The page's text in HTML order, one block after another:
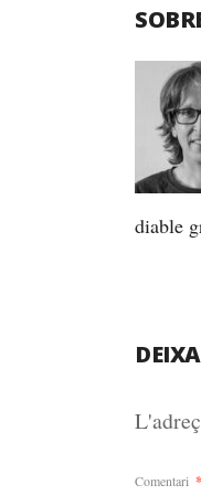
diable
Comentari *